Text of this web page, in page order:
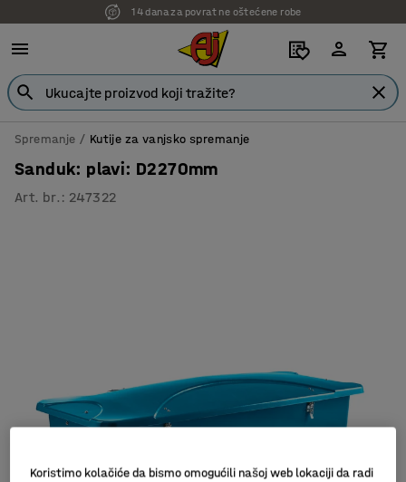
7 godina garancije
Spremanje Kutije za vanjsko spremanje
Sanduk: plavi: D2270mm
Art. br. : 247322
Koristimo kolačiće da bismo omogućili našoj web lokaciji da radi